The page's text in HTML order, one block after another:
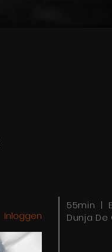
55min |
Dunja De
Inloggen